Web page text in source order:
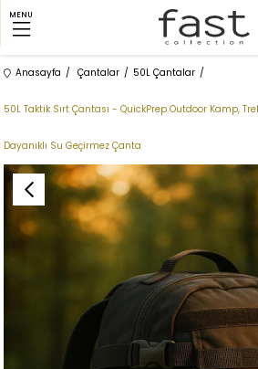
MENU
Anasayfa Çantalar 50L Çantalar
50L Taktik Sırt Çantası - QuickPrep Outdoor Kamp,
Dayanıklı Su Geçirmez Çanta